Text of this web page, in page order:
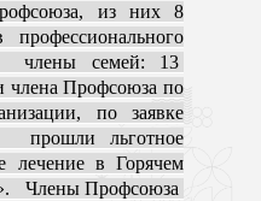
из них 8
профессионального
члены семей: 13
Профсоюза по
по заявке
прошли льготное
лечение в Горячем
Члены Профсоюза